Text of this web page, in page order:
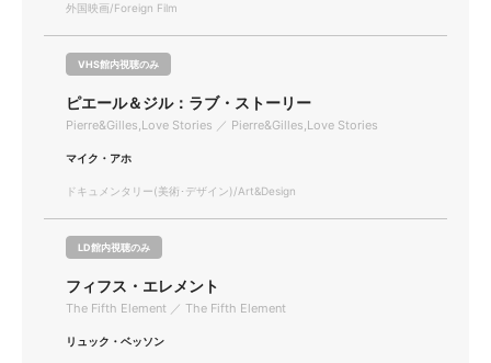
外国映画/Foreign Film
VHS館内視聴のみ
ピエール＆ジル：ラブ・ストーリー
Pierre&Gilles,Love Stories ／ Pierre&Gilles,Love Stories
マイク・アホ
ドキュメンタリー(美術･デザイン)/Art&Design
LD館内視聴のみ
フィフス・エレメント
The Fifth Element ／ The Fifth Element
リュック・ベッソン